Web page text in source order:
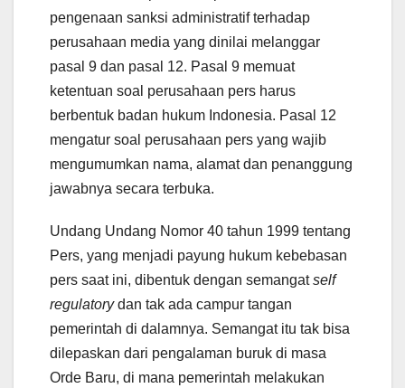
pengenaan sanksi administratif terhadap
perusahaan media yang dinilai melanggar
pasal 9 dan pasal 12. Pasal 9 memuat
ketentuan soal perusahaan pers harus
berbentuk badan hukum Indonesia. Pasal 12
mengatur soal perusahaan pers yang wajib
mengumumkan nama, alamat dan penanggung
jawabnya secara terbuka.
Undang Undang Nomor 40 tahun 1999 tentang
Pers, yang menjadi payung hukum kebebasan
pers saat ini, dibentuk dengan semangatself
regulatorydan tak ada campur tangan
pemerintah di dalamnya. Semangat itu tak bisa
dilepaskan dari pengalaman buruk di masa
Orde Baru, di mana pemerintah melakukan